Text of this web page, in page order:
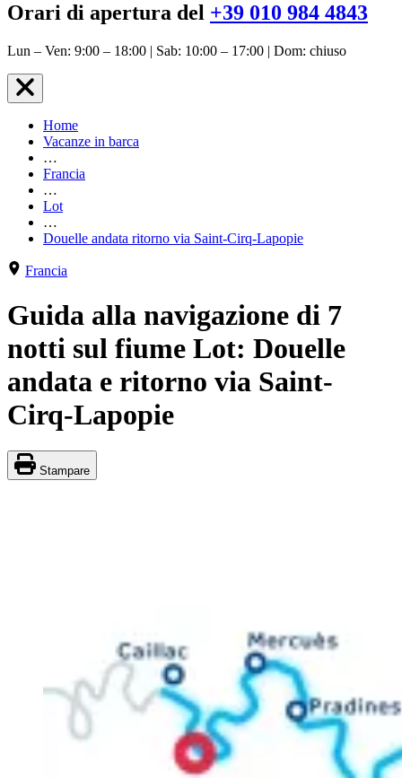
Orari di apertura del +39 010 984 4843
Lun – Ven: 9:00 – 18:00 | Sab: 10:00 – 17:00 | Dom: chiuso
Home
Vacanze in barca
…
Francia
…
Lot
…
Douelle andata ritorno via Saint-Cirq-Lapopie
Francia
Guida alla navigazione di 7
notti sul fiume Lot: Douelle
andata e ritorno via Saint-
Cirq-Lapopie
Stampare